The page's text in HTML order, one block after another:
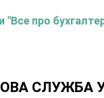
про
СЛУЖБА